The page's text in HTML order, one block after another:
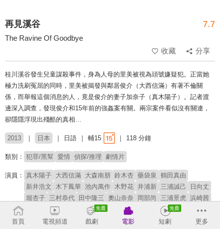
再見溪谷 7.7
The Ravine Of Goodbye
收藏
分享
桂川溪谷發生兒童謀殺事件，身為人母的里美被視為頭號嫌疑犯。正當她
極力洗刷冤屈的同時，里美被揭發與鄰居俊介（大西信滿）有著不倫關
係，而舉報這個消息的人，竟是俊介的妻子加奈子（真木陽子）。記者渡
邊深入調查，發現俊介和15年前的強姦案有關。兩宗案件看似沒有關連，
卻隱隱浮現出殘酷的真相…
2013 日本 日語 輔15 118 分鐘
類別： 犯罪/黑幫 愛情 偵探/推理 劇情片
演員： 真木陽子 大西信滿 大森南朋 鈴木杏 藥袋泉
鶴田真由
新井浩文 木下鳳華 池內萬作 木野花 井浦新 三浦誠己
日向丈
堀杏子
三村恭代 田中隆三 奧山奈奈 岡部尚 三浦景虎 浜崎茜
川畑和雄 藤本七海 瀧內公美
首頁 電視頻道 戲劇 電影 短劇 更多